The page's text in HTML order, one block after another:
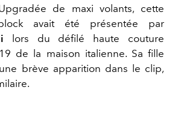
de maxi volants, cette
avait été présentée par
lors du défilé haute couture
de la maison italienne. Sa fille
brève apparition dans le clip,